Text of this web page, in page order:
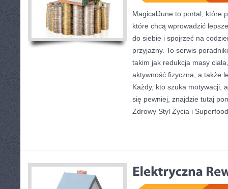
MagicalJune to portal, które
które chcą wprowadzić
do siebie i spojrzeć na
przyjazny. To serwis
takim jak redukcja masy
aktywność fizyczna, a także
Każdy, kto szuka motywacji,
się pewniej, znajdzie tutaj
Zdrowy Styl Życia i